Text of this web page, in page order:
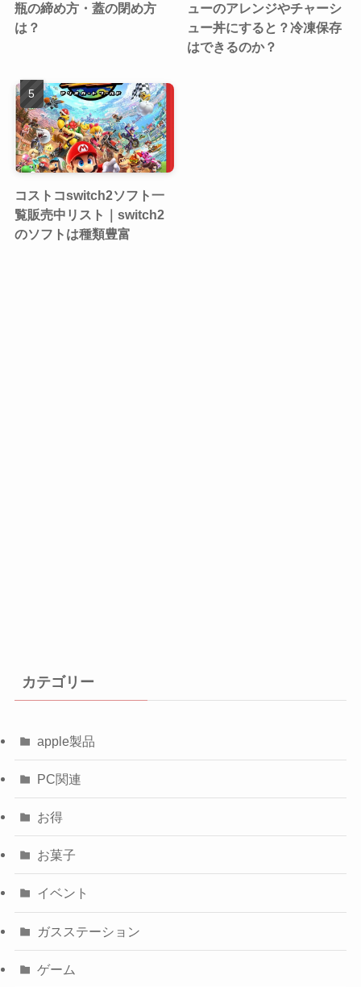
瓶の締め方・蓋の閉め方
は？
ューのアレンジやチャーシ
ュー丼にすると？冷凍保存
はできるのか？
コストコswitch2ソフト一
覧販売中リスト｜switch2
のソフトは種類豊富
カテゴリー
apple製品
PC関連
お得
お菓子
イベント
ガスステーション
ゲーム